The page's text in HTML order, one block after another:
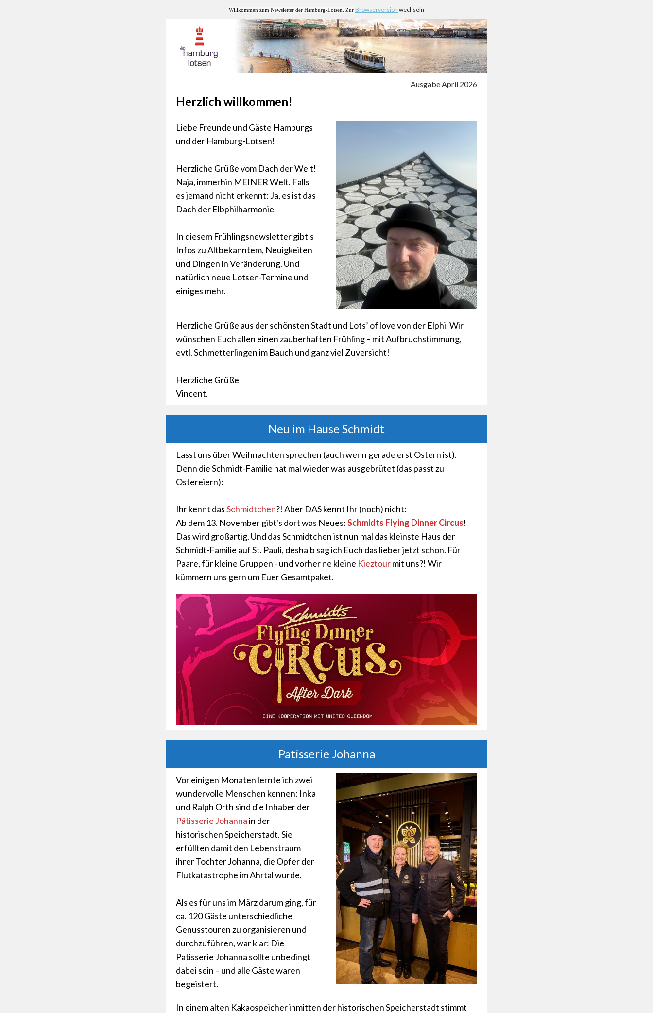
Willkommen zum Newsletter der Hamburg-Lotsen. Zur Browserversion wechseln
Ausgabe April 2026
Herzlich willkommen!
Liebe Freunde und Gäste Hamburgs
und der Hamburg-Lotsen!
Herzliche Grüße vom Dach der Welt!
Naja, immerhin MEINER Welt. Falls
es jemand nicht erkennt: Ja, es ist das
Dach der Elbphilharmonie.
In diesem Frühlingsnewsletter gibt's
Infos zu Altbekanntem, Neuigkeiten
und Dingen in Veränderung. Und
natürlich neue Lotsen-Termine und
einiges mehr.
Herzliche Grüße aus der schönsten Stadt und Lots’ of love von der Elphi. Wir
wünschen Euch allen einen zauberhaften Frühling – mit Aufbruchstimmung,
evtl. Schmetterlingen im Bauch und ganz viel Zuversicht!
Herzliche Grüße
Vincent.
Neu im Hause Schmidt
Lasst uns über Weihnachten sprechen (auch wenn gerade erst Ostern ist).
Denn die Schmidt-Familie hat mal wieder was ausgebrütet (das passt zu
Ostereiern):
Ihr kennt dasSchmidtchen?! Aber DAS kennt Ihr (noch) nicht:
Ab dem 13. November gibt's dort was Neues:Schmidts Flying Dinner Circus!
Das wird großartig. Und das Schmidtchen ist nun mal das kleinste Haus der
Schmidt-Familie auf St. Pauli, deshalb sag ich Euch das lieber jetzt schon. Für
Paare, für kleine Gruppen - und vorher ne kleine Kieztourmit uns?! Wir
kümmern uns gern um Euer Gesamtpaket.
Patisserie Johanna
Vor einigen Monaten lernte ich zwei
wundervolle Menschen kennen: Inka
und Ralph Orth sind die Inhaber der
Pâtisserie Johannain der
historischen Speicherstadt. Sie
erfüllten damit den Lebenstraum
ihrer Tochter Johanna, die Opfer der
Flutkatastrophe im Ahrtal wurde.
Als es für uns im März darum ging, für
ca. 120 Gäste unterschiedliche
Genusstouren zu organisieren und
durchzuführen, war klar: Die
Patisserie Johanna sollte unbedingt
dabei sein – und alle Gäste waren
begeistert.
In einem alten Kakaospeicher inmitten der historischen Speicherstadt stimmt